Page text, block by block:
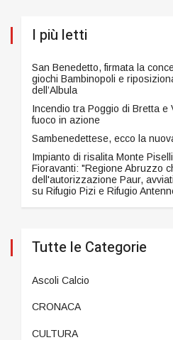
I più letti
San Benedetto, firmata la
giochi Bambinopoli e
dell’Albula
Incendio tra Poggio di Bretta e
fuoco in azione
Sambenedettese, ecco la
Impianto di risalita Monte
Fioravanti: "Regione Abruzzo
dell'autorizzazione Paur,
su Rifugio Pizi e Rifugio
Tutte le Categorie
Ascoli Calcio
CRONACA
CULTURA